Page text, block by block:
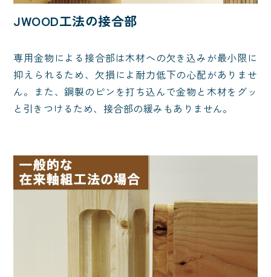
JWOOD工法の接合部
専用金物による接合部は木材への欠き込みが最小限に
抑えられるため、欠損によ耐力低下の心配がありませ
ん。また、鋼製のピンを打ち込んで金物と木材をグッ
と引きつけるため、接合部の緩みもありません。